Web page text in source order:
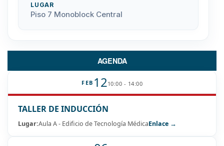
LUGAR
Piso 7 Monoblock Central
AGENDA
FEB 1210:00 - 14:00
TALLER DE INDUCCIÓN
Lugar:Aula A - Edificio de Tecnología MédicaEnlace →